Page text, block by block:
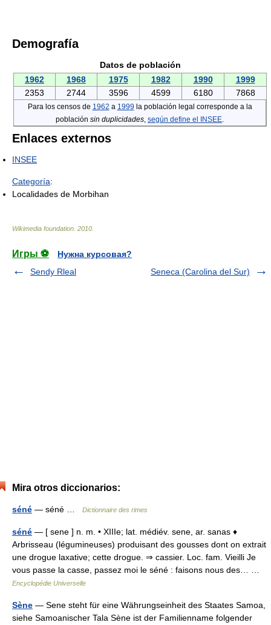
Demografía
Datos de población
1962
1968 1975 1982 1990
1999
2353
2744 3596 4599 6180 7868
Para los censos de 1962 a 1999 la población legal corresponde a la
población sin duplicidades según define el INSEE
Enlaces externos
INSEE
Categoría:
Localidades de Morbihan
Wikimedia foundation 2010
Игры ⚽
Нужна курсовая?
Sendy Rleal
Seneca (Carolina del Sur)
Mira otros diccionarios:
séné — séné … Dictionnaire des rimes
séné — [ sene ] n. m. • XIIIe; lat. médiév. sene, ar. sanas ♦
Arbrisseau (légumineuses) produisant des gousses dont on extrait
une drogue laxative; cette drogue. ⇒ cassier. Loc. fam. Vieilli Je
vous passe la casse, passez moi le séné : faisons nous des… …
Encyclopédie Universelle
Sène — Sene steht für eine Währungseinheit des Staates Samoa,
siehe Samoanischer Tala Sène ist der Familienname folgender